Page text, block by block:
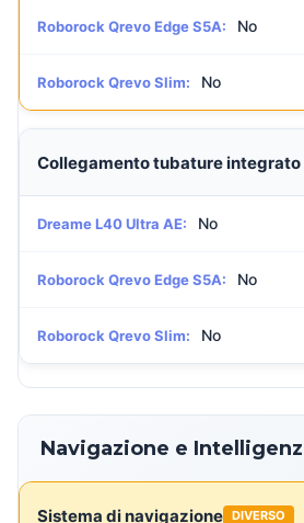
Roborock Qrevo Edge S5A: No
Roborock Qrevo Slim: No
Collegamento tubature integrato
Dreame L40 Ultra AE: No
Roborock Qrevo Edge S5A: No
Roborock Qrevo Slim: No
Navigazione e
Sistema di navigazione DIVERSO